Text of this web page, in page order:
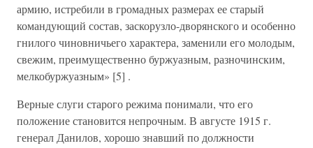
армию, истребили в громадных размерах ее старый
командующий состав, заскорузло-дворянского и особенно
гнилого чиновничьего характера, заменили его молодым,
свежим, преимущественно буржуазным, разночинским,
мелкобуржуазным» [5] .
Верные слуги старого режима понимали, что его
положение становится непрочным. В августе 1915 г.
генерал Данилов, хорошо знавший по должности